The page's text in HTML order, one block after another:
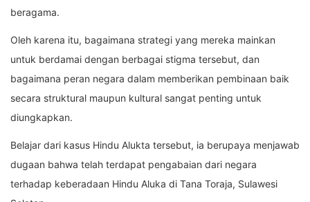
beragama.
Oleh karena itu, bagaimana strategi yang mereka mainkan
untuk berdamai dengan berbagai stigma tersebut, dan
bagaimana peran negara dalam memberikan pembinaan baik
secara struktural maupun kultural sangat penting untuk
diungkapkan.
Belajar dari kasus Hindu Alukta tersebut, ia berupaya menjawab
dugaan bahwa telah terdapat pengabaian dari negara
terhadap keberadaan Hindu Aluka di Tana Toraja, Sulawesi